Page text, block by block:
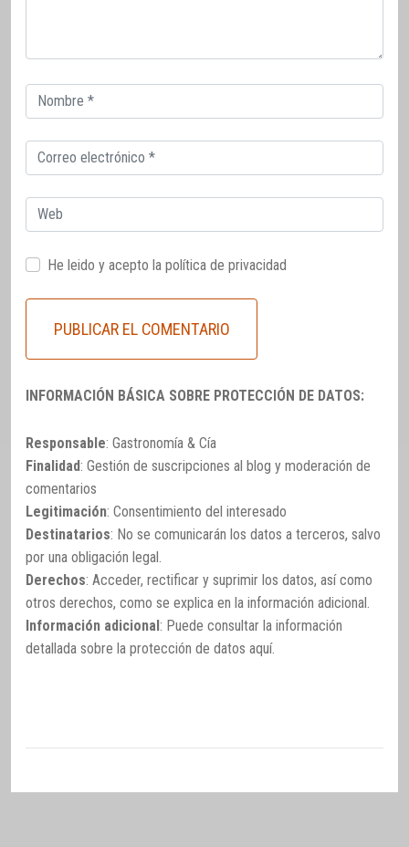
Correo
electrónico
Correo
electrónico
Web
He leido y acepto la política de privacidad
INFORMACIÓN BÁSICA SOBRE PROTECCIÓN DE DATOS:
Responsable: Gastronomía & Cía
Finalidad: Gestión de suscripciones al blog y moderación de
comentarios
Legitimación: Consentimiento del interesado
Destinatarios: No se comunicarán los datos a terceros, salvo
por una obligación legal.
Derechos: Acceder, rectificar y suprimir los datos, así como
otros derechos, como se explica en la información adicional.
Información adicional : Puede consultar la información
detallada sobre la protección de datos aquí.